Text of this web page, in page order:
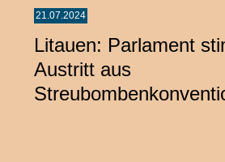
21.07.2024
Litauen: Parlament
Austritt aus